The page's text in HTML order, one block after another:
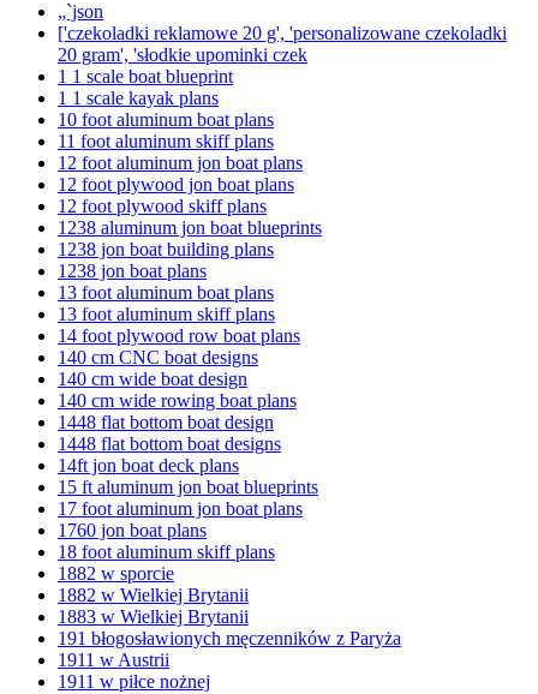
„`json
['czekoladki reklamowe 20 g', 'personalizowane czekoladki
20 gram', 'słodkie upominki czek
1 1 scale boat blueprint
1 1 scale kayak plans
10 foot aluminum boat plans
11 foot aluminum skiff plans
12 foot aluminum jon boat plans
12 foot plywood jon boat plans
12 foot plywood skiff plans
1238 aluminum jon boat blueprints
1238 jon boat building plans
1238 jon boat plans
13 foot aluminum boat plans
13 foot aluminum skiff plans
14 foot plywood row boat plans
140 cm CNC boat designs
140 cm wide boat design
140 cm wide rowing boat plans
1448 flat bottom boat design
1448 flat bottom boat designs
14ft jon boat deck plans
15 ft aluminum jon boat blueprints
17 foot aluminum jon boat plans
1760 jon boat plans
18 foot aluminum skiff plans
1882 w sporcie
1882 w Wielkiej Brytanii
1883 w Wielkiej Brytanii
191 błogosławionych męczenników z Paryża
1911 w Austrii
1911 w piłce nożnej